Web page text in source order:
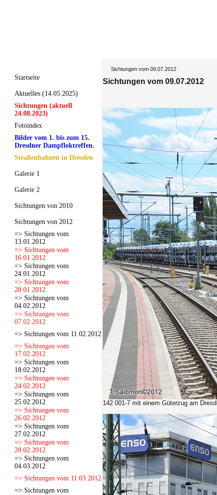
Startseite
Aktuelles (14.05.2025)
Sichtungen (aktuell
24.08.2023)
Fotoindex
Bilder vom 1. bis zum 15.
Dresdner Dampfloktreffen.
Straßenbahnen in Dresden
Galerie 1
Galerie 2
Sichtungen von 2010
Sichtungen von 2012
=> Sichtungen vom
13.01.2012
=> Sichtungen vom
16.01.2012
=> Sichtungen vom
24.01.2012
=> Sichtungen vom
28.01.2012
=> Sichtungen vom
04.02.2012
=> Sichtungen vom
07.02.2012
=> Sichtungen vom 11.02.2012
=> Sichtungen vom
17.02.2012
=> Sichtungen vom
18.02.2012
=> Sichtungen vom
24.02.2012
=> Sichtungen vom
25.02.2012
=> Sichtungen vom
26.02.2012
=> Sichtungen vom
27.02.2012
=> Sichtungen vom
28.02.2012
=> Sichtungen vom
04.03.2012
=> Sichtungen vom 11.03.2012
=> Sichtungen vom
Sichtungen vom 09.07.2012
Sichtungen vom 09.07.2012
142 001-7 mit einem Güterzug am